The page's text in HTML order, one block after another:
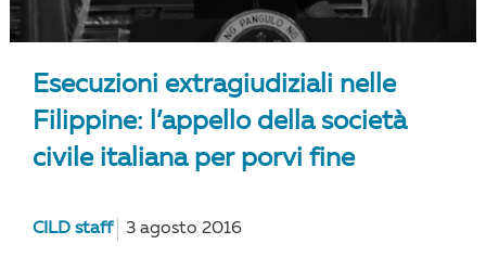
Esecuzioni extragiudiziali nelle
Filippine: l’appello della società
civile italiana per porvi fine
CILD staff 3 agosto 2016